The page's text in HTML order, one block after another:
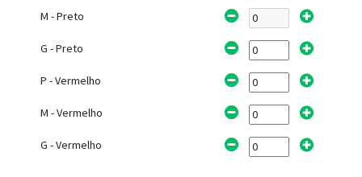
M - Preto
G - Preto
P - Vermelho
M - Vermelho
G - Vermelho